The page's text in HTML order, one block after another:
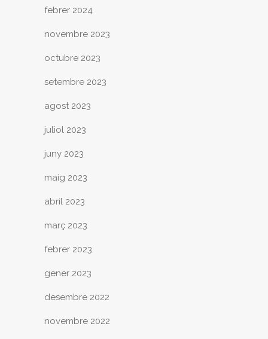
febrer 2024
novembre 2023
octubre 2023
setembre 2023
agost 2023
juliol 2023
juny 2023
maig 2023
abril 2023
març 2023
febrer 2023
gener 2023
desembre 2022
novembre 2022